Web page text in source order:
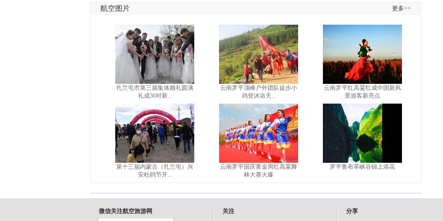
航空图片 更多>>
扎兰屯市第三届集体婚礼圆满
礼成36对新...
第十三届内蒙古（扎兰屯）兴
安杜鹃节开...
云南罗平顶峰户外团队徒步小
鸡登沐浴天...
云南罗平国庆黄金周红高粱舞
林大赛火爆
云南罗平红高粱红成中国新风
景游客新亮点
罗平鲁布革峡谷锦上添花
微信关注航空旅游网 关注 分享